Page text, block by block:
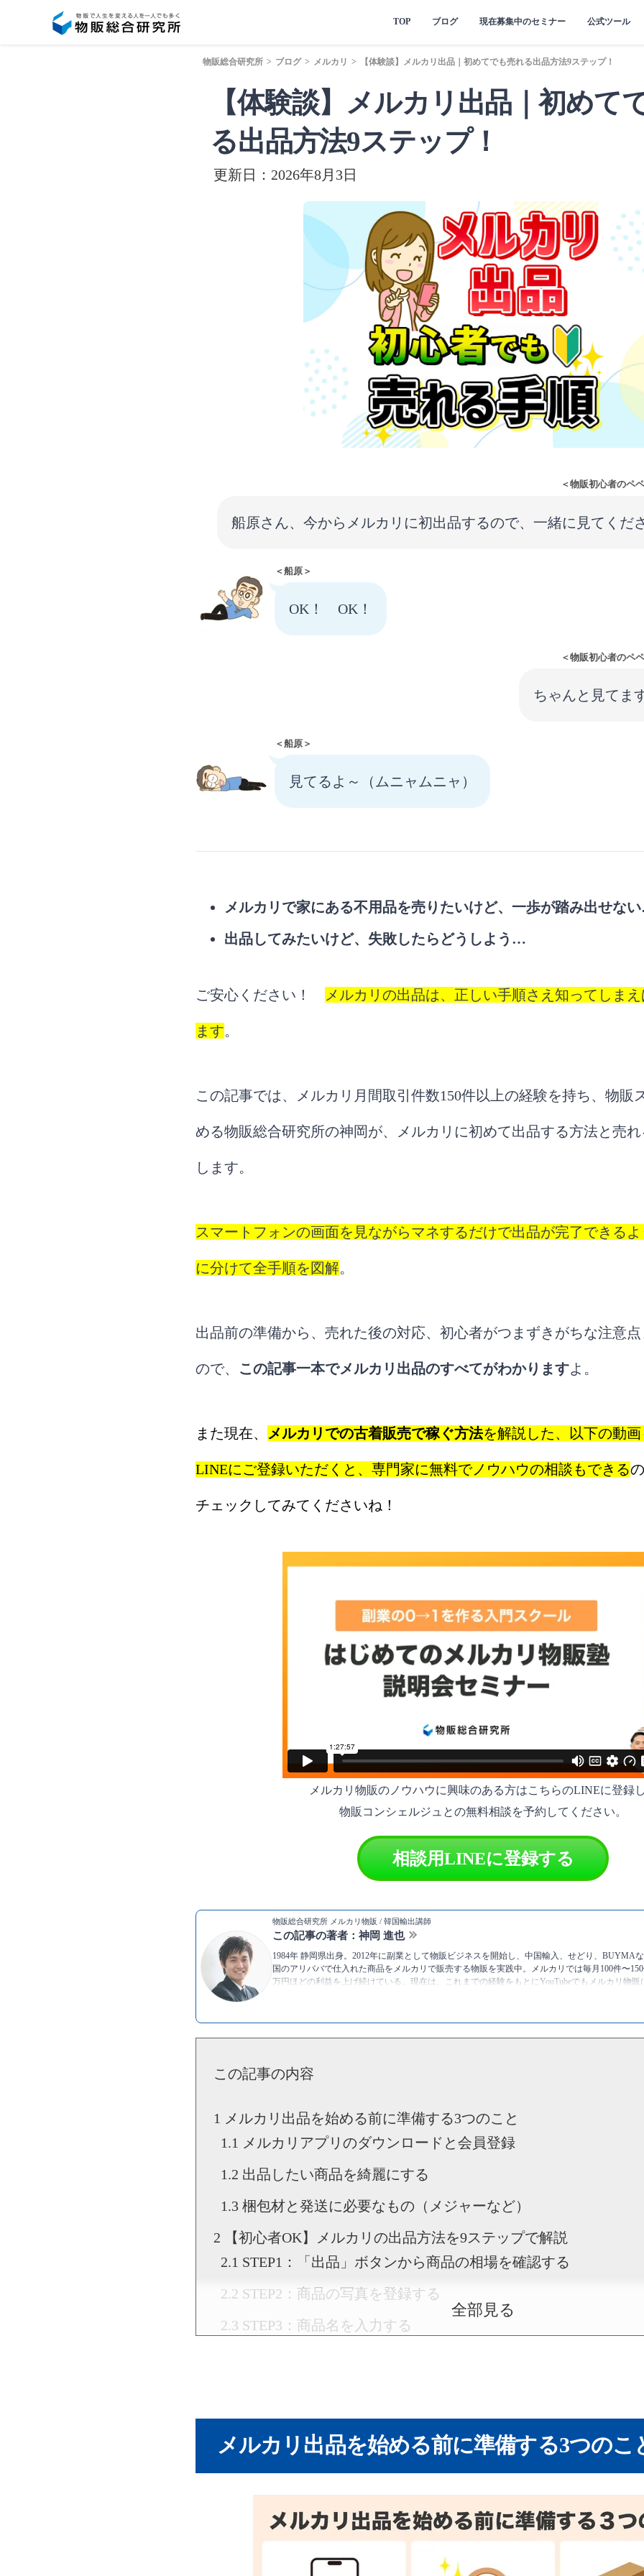
TOP ブログ 現在募集中のセミナー 公式ツール
物販総合研究所 > ブログ > メルカリ > 【体験談】メルカリ出品｜初めてでも売れる出品方法9ステップ！
【体験談】メルカリ出品｜初めて
る出品方法9ステップ！
更新日：2026年8月3日
＜物販初心者のペ
船原さん、今からメルカリに初出品するので、一緒に見てくだ
＜船原＞
OK！ OK！
＜物販初心者のペ
ちゃんと見てま
＜船原＞
見てるよ～（ムニャムニャ）
メルカリで家にある不用品を売りたいけど、一歩が踏み出せな
出品してみたいけど、失敗したらどうしよう…
ご安心ください！ メルカリの出品は、正しい手順さえ知ってしま
ます。
この記事では、メルカリ月間取引件数150件以上の経験を持ち、物販
める物販総合研究所の神岡が、メルカリに初めて出品する方法と売
します。
スマートフォンの画面を見ながらマネするだけで出品が完了できる
に分けて全手順を図解。
出品前の準備から、売れた後の対応、初心者がつまずきがちな注意
ので、 この記事一本でメルカリ出品のすべてがわかりますよ。
また現在、 メルカリでの古着販売で稼ぐ方法を解説した、以下の動
LINEにご登録いただくと、専門家に無料でノウハウの相談もできる
チェックしてみてくださいね！
メルカリ物販のノウハウに興味のある方はこちらのLINEに登録
物販コンシェルジュとの無料相談を予約してください。
相談用LINEに登録する
物販総合研究所 メルカリ物販 / 韓国輸出講師
この記事の著者：神岡 進也
1984年 静岡県出身。2012年に副業として物販ビジネスを開始し、中国輸入、せどり、BUYMA
国のアリババで仕入れた商品をメルカリで販売する物販を実践中。メルカリでは毎月100件〜
万円ほどの利益を上げ続けている。現在は、これまでの経験をもとにYouTubeでもメルカリ物
▶YouTube:神岡進也 [物販総合研究所]
この記事の内容
メルカリ出品を始める前に準備する3つのこと
メルカリアプリのダウンロードと会員登録
出品したい商品を綺麗にする
梱包材と発送に必要なもの（メジャーなど）
【初心者OK】メルカリの出品方法を9ステップで解説
STEP1：「出品」ボタンから商品の相場を確認する
STEP2：商品の写真を登録する
STEP3：商品名を入力する
STEP6：販売タイプと価格を設定する
STEP7：配送料の負担と配送の方法を選択する
STEP9：内容を確認して「出品する」をタップ
もっと便利に！覚えておきたい出品のやり方3選
全部見る
メルカリ出品を始める前に準備する3つのこ